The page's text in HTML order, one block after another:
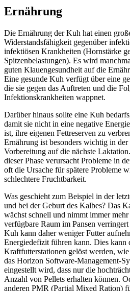
Ernährung
Die Ernährung der Kuh hat einen
Widerstandsfähigkeit gegenüber
infektiösen Krankheiten (Hornstärke
Spitzenbelastungen). Es wird
guten Klauengesundheit auf die
Eine gesunde Kuh verfügt über eine
die sie gegen das Auftreten und die
Infektionskrankheiten wappnet.
Darüber hinaus sollte eine Kuh
damit sie nicht in eine negative
ist, ihre eigenen Fettreserven zu
Ernährung ist besonders wichtig in
Vorbereitung auf die nächste
dieser Phase verursacht Probleme in
oft die Ursache für spätere Probleme
schlechtere Fruchtbarkeit.
Was geschieht zum Beispiel in der
und bei der Geburt des Kalbes? Das
wächst schnell und nimmt immer
verfügbare Raum im Pansen
Kuh kann daher weniger Futter
Energiedefizit führen kann. Dies kann
Kraftfutterstationen gelöst werden,
das Horizon Software-Management-
eingestellt wird, dass nur die
Anzahl von Pellets erhalten können.
anderen PMR (Partial Mixed Ration)